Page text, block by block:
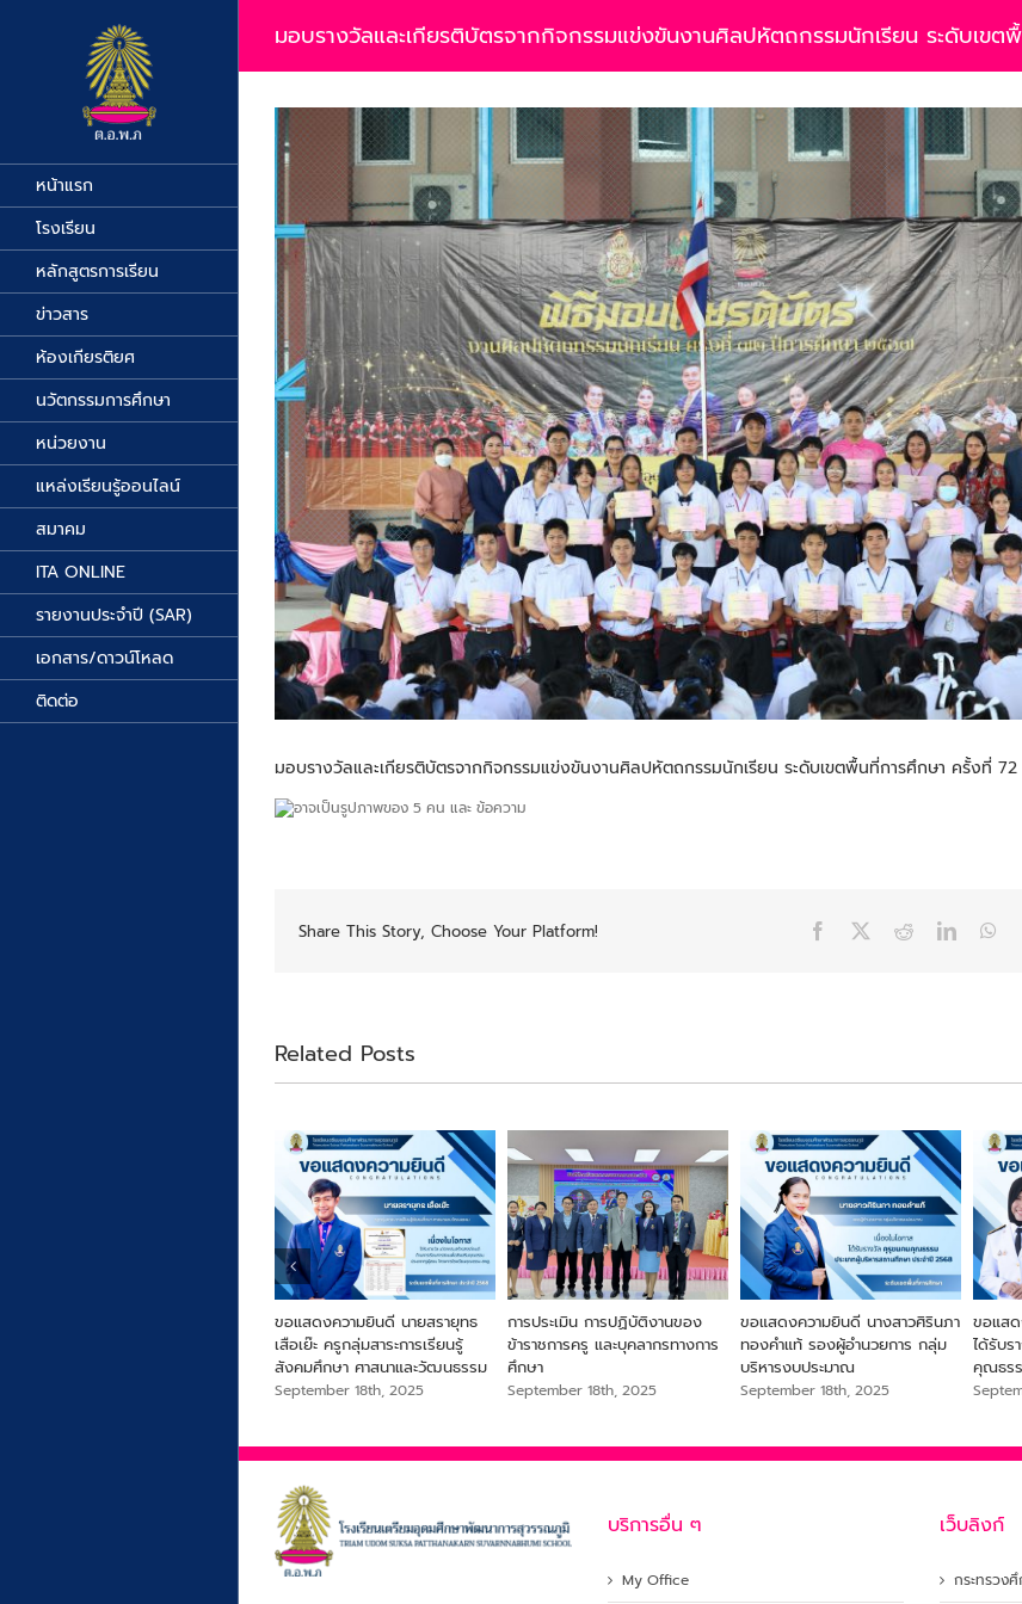
หน้าแรก
โรงเรียน
หลักสูตรการเรียน
ข่าวสาร
ห้องเกียรติยศ
นวัตกรรมการศึกษา
หน่วยงาน
แหล่งเรียนรู้ออนไลน์
สมาคม
ITA ONLINE
รายงานประจำปี (SAR)
เอกสาร/ดาวน์โหลด
ติดต่อ
มอบรางวัลและเกียรติบัตรจากกิจกรรมแข่งขันงานศิลปหัตถกรรมนักเรียน ระดับเ
View
Larger
Image
มอบรางวัลและเกียรติบัตรจากกิจกรรมแข่งขันงานศิลปหัตถกรรมนักเรียน ระดับเขตพื้นที่การศึกษา ครั้งที่
Share This Story, Choose Your Platform! Facebook RedditLinkedIn
Related Posts
ขอแสดงความยินดี นายสรายุทธ
เสือเย๊ะ ครูกลุ่มสาระการเรียนรู้
สังคมศึกษา ศาสนาและวัฒนธรรม
September 18th, 2025
การประเมิน การปฏิบัติงานของ
ข้าราชการครู และบุคลากรทางการ
ศึกษา
September 18th, 2025
ขอแสดงความยินดี นางสาวศิรินภา
ทองคำแท้ รองผู้อำนวยการ กลุ่ม
บริหารงบประมาณ
September 18th, 2025
ขอแสด
ได้รับ
คุณธร
บริการอื่น ๆ
My Office
เว็บลิงก์
กระทรวง